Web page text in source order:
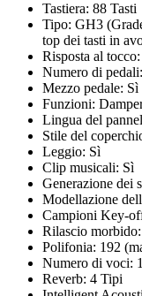
Tastiera: 88 Tasti
Tipo: GH3
top dei tasti in
Risposta al
Numero di
Mezzo pedale: Sì
Funzioni:
Lingua del
Stile del
Leggio: Sì
Clip musicali: Sì
Generazione dei
Modellazione
Campioni Key-
Rilascio
Polifonia: 192
Numero di voci:
Reverb: 4 Tipi